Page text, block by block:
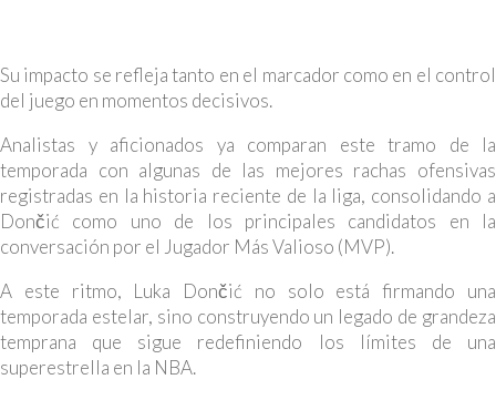
Su impacto se refleja tanto en el marcador como en el control
del juego en momentos decisivos.
Analistas y aficionados ya comparan este tramo de la
temporada con algunas de las mejores rachas ofensivas
registradas en la historia reciente de la liga, consolidando a
Dončić como uno de los principales candidatos en la
conversación por el Jugador Más Valioso (MVP).
A este ritmo, Luka Dončić no solo está firmando una
temporada estelar, sino construyendo un legado de grandeza
temprana que sigue redefiniendo los límites de una
superestrella en la NBA.